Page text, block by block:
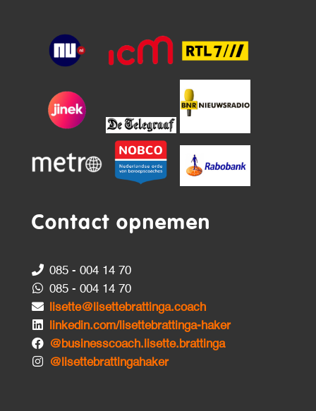
Contact opnemen
085 - 004 14 70
085 - 004 14 70
lisette@lisettebrattinga.coach
linkedin.com/lisettebrattinga-haker
@businesscoach.lisette.brattinga
@lisettebrattingahaker